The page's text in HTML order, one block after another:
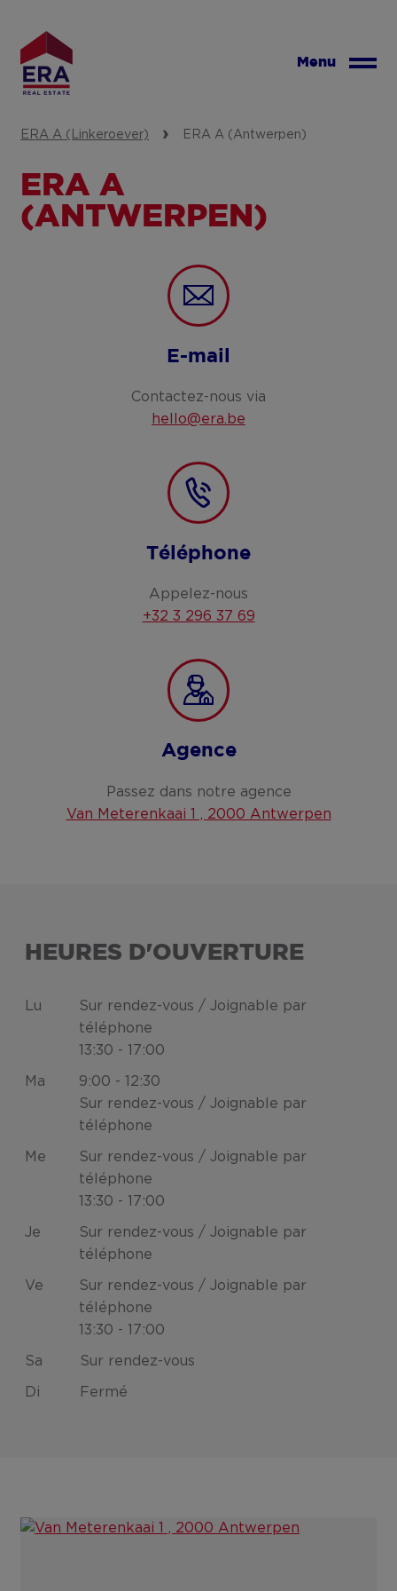
contenu
principal
Menu
ERA A (Linkeroever) ERA A (Antwerpen)
ERA A
(ANTWERPEN)
E-mail
Contactez-nous via
hello@era.be
Téléphone
Appelez-nous
+32 3 296 37 69
Agence
Passez dans notre agence
Van Meterenkaai 1 , 2000 Antwerpen
HEURES D'OUVERTURE
Lu
Sur rendez-vous / Joignable par
téléphone
13:30 - 17:00
Ma
9:00 - 12:30
Sur rendez-vous / Joignable par
téléphone
Me
Sur rendez-vous / Joignable par
téléphone
13:30 - 17:00
Je
Sur rendez-vous / Joignable par
téléphone
Ve
Sur rendez-vous / Joignable par
téléphone
13:30 - 17:00
Sa Sur rendez-vous
Di Fermé